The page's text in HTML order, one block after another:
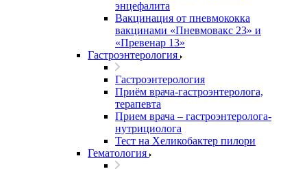
энцефалита
Вакцинация от пневмококка
вакцинами «Пневмовакс 23» и
«Превенар 13»
Гастроэнтерология
Гастроэнтерология
Приём врача-гастроэнтеролога,
терапевта
Прием врача – гастроэнтеролога-
нутрициолога
Тест на Хеликобактер пилори
Гематология